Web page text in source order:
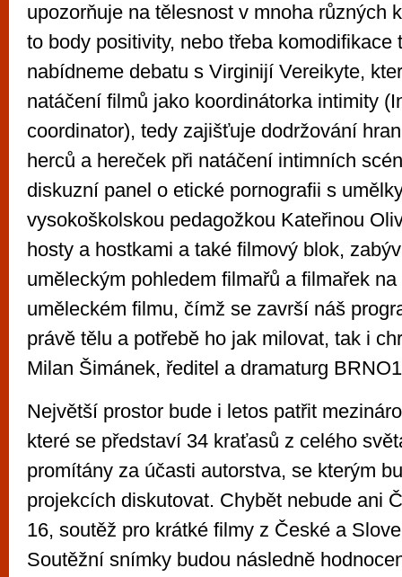
upozorňuje na tělesnost v mnoha různých
to body positivity, nebo třeba komodifikace
nabídneme debatu s Virginijí Vereikyte,
natáčení filmů jako koordinátorka intimity
coordinator), tedy zajišťuje dodržování
herců a hereček při natáčení intimních
diskuzní panel o etické pornografii s
vysokoškolskou pedagožkou Kateřinou
hosty a hostkami a také filmový blok,
uměleckým pohledem filmařů a filmařek
uměleckém filmu, čímž se završí náš
právě tělu a potřebě ho jak milovat, tak i
Milan Šimánek, ředitel a dramaturg
Největší prostor bude i letos patřit
které se představí 34 kraťasů z celého
promítány za účasti autorstva, se kterým
projekcích diskutovat. Chybět nebude ani
16, soutěž pro krátké filmy z České a
Soutěžní snímky budou následně